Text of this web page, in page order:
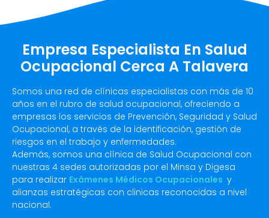
Empresa Especialista En Salud
Ocupacional Cerca A Talavera
Somos una red de clínicas especialistas con más de 10
años en el rubro de salud ocupacional, ofreciendo a
empresas los servicios de Prevención, Seguridad y Salud
Ocupacional, a través de la identificación, gestión de
riesgos en el trabajo y enfermedades.
Además, somos una clínica de Salud Ocupacional con
nuestras 4 sedes autorizadas por el Minsa y Digesa
para realizar Exámenes Médicos Ocupacionales y
alianzas estratégicas con clinicas reconocidas a nivel
nacional.